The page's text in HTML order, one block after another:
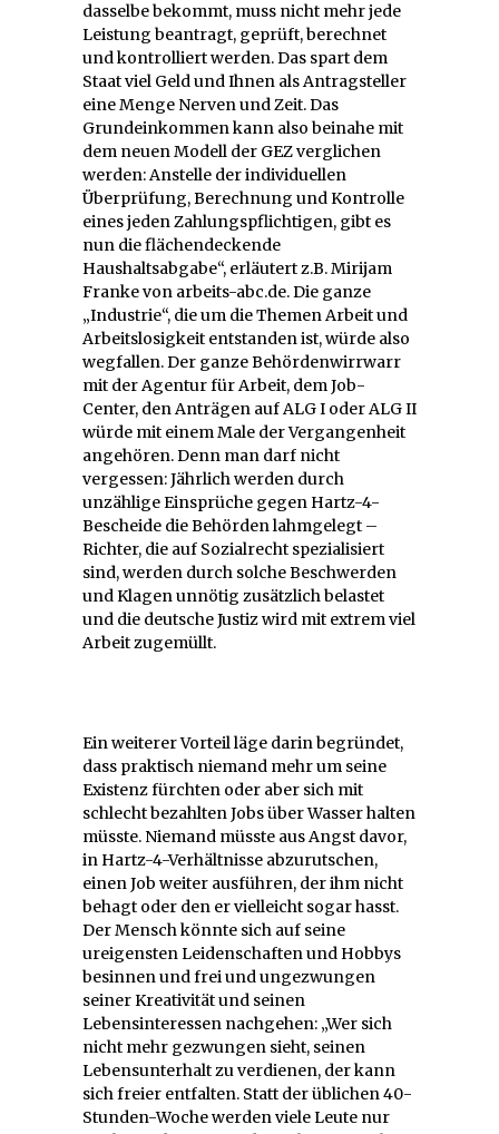
dasselbe bekommt, muss nicht mehr jede
Leistung beantragt, geprüft, berechnet
und kontrolliert werden. Das spart dem
Staat viel Geld und Ihnen als Antragsteller
eine Menge Nerven und Zeit. Das
Grundeinkommen kann also beinahe mit
dem neuen Modell der GEZ verglichen
werden: Anstelle der individuellen
Überprüfung, Berechnung und Kontrolle
eines jeden Zahlungspflichtigen, gibt es
nun die flächendeckende
Haushaltsabgabe“, erläutert z.B. Mirijam
Franke von arbeits-abc.de. Die ganze
„Industrie“, die um die Themen Arbeit und
Arbeitslosigkeit entstanden ist, würde also
wegfallen. Der ganze Behördenwirrwarr
mit der Agentur für Arbeit, dem Job-
Center, den Anträgen auf ALG I oder ALG II
würde mit einem Male der Vergangenheit
angehören. Denn man darf nicht
vergessen: Jährlich werden durch
unzählige Einsprüche gegen Hartz-4-
Bescheide die Behörden lahmgelegt –
Richter, die auf Sozialrecht spezialisiert
sind, werden durch solche Beschwerden
und Klagen unnötig zusätzlich belastet
und die deutsche Justiz wird mit extrem viel
Arbeit zugemüllt.
Ein weiterer Vorteil läge darin begründet,
dass praktisch niemand mehr um seine
Existenz fürchten oder aber sich mit
schlecht bezahlten Jobs über Wasser halten
müsste. Niemand müsste aus Angst davor,
in Hartz-4-Verhältnisse abzurutschen,
einen Job weiter ausführen, der ihm nicht
behagt oder den er vielleicht sogar hasst.
Der Mensch könnte sich auf seine
ureigensten Leidenschaften und Hobbys
besinnen und frei und ungezwungen
seiner Kreativität und seinen
Lebensinteressen nachgehen: „Wer sich
nicht mehr gezwungen sieht, seinen
Lebensunterhalt zu verdienen, der kann
sich freier entfalten. Statt der üblichen 40-
Stunden-Woche werden viele Leute nur